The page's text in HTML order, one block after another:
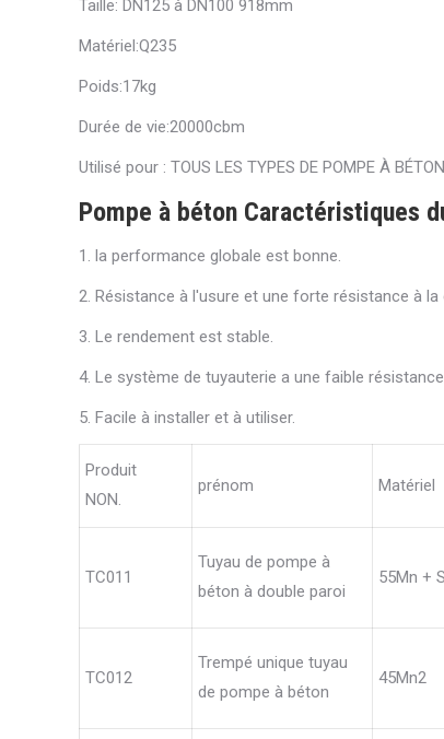
Taille: DN125 à DN100 918mm
Matériel:Q235
Poids:17kg
Durée de vie:20000cbm
Utilisé pour : TOUS LES TYPES DE POMPE À BÉTON
Pompe à béton Caractéristiques
1. la performance globale est bonne.
2. Résistance à l'usure et une forte résistance à la
3. Le rendement est stable.
4. Le système de tuyauterie a une faible
5. Facile à installer et à utiliser.
Produit
NON.
prénom Matériel
TC011
Tuyau de pompe à
béton à double paroi
55Mn +
TC012
Trempé unique tuyau
de pompe à béton
45Mn2